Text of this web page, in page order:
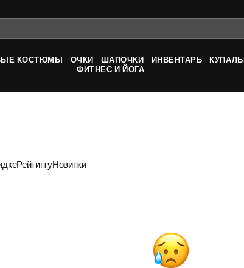
КОСТЮМЫ ОЧКИ ШАПОЧКИ ИНВЕНТАРЬ
ФИТНЕС И ЙОГА
РейтингуНовинки